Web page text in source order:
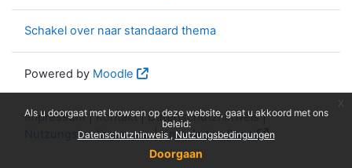
Als u doorgaat met browsen op deze website, gaat u akkoord met ons
beleid:
Datenschutzhinweis
Nutzungsbedingungen
Doorgaan
Schakel over naar standaard thema
Powered by Moodle
Impressum|Kontakt| Datenschutzhinweis|
Nutzungsbedingungen|Knowledge Base